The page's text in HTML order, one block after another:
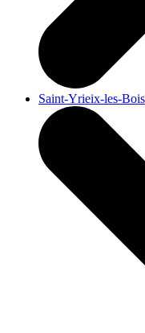
Saint-Yrieix-les-Bois